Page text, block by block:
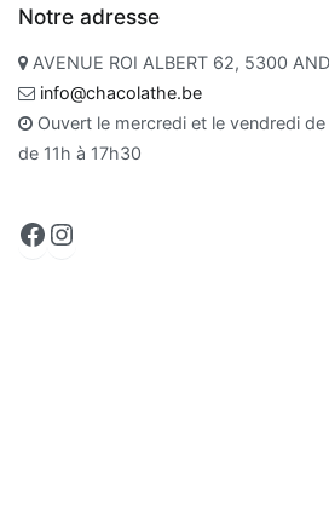
Notre adresse
AVENUE ROI ALBERT 62, 5300
info@chacolathe.be
Ouvert le mercredi et le vendredi
de 11h à 17h30
Facebook